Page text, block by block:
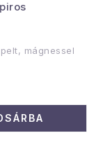
mágnessel